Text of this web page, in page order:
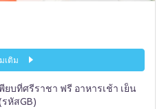
เติม
บที่ศรีราชา ฟรี อาหารเช้า เย็น
หัสGB)